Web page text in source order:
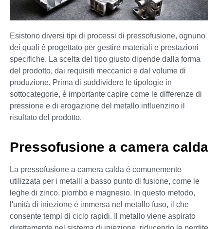
Esistono diversi tipi di processi di pressofusione, ognuno
dei quali è progettato per gestire materiali e prestazioni
specifiche. La scelta del tipo giusto dipende dalla forma
del prodotto, dai requisiti meccanici e dal volume di
produzione. Prima di suddividere le tipologie in
sottocategorie, è importante capire come le differenze di
pressione e di erogazione del metallo influenzino il
risultato del prodotto.
Pressofusione a camera calda
La pressofusione a camera calda è comunemente
utilizzata per i metalli a basso punto di fusione, come le
leghe di zinco, piombo e magnesio. In questo metodo,
l'unità di iniezione è immersa nel metallo fuso, il che
consente tempi di ciclo rapidi. Il metallo viene aspirato